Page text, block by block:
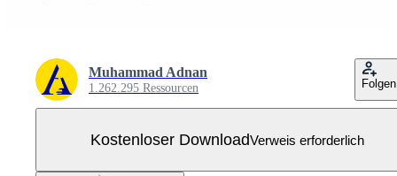
Muhammad Adnan
1.262.295 Ressourcen Folgen
Kostenloser DownloadVerweis erforderlich